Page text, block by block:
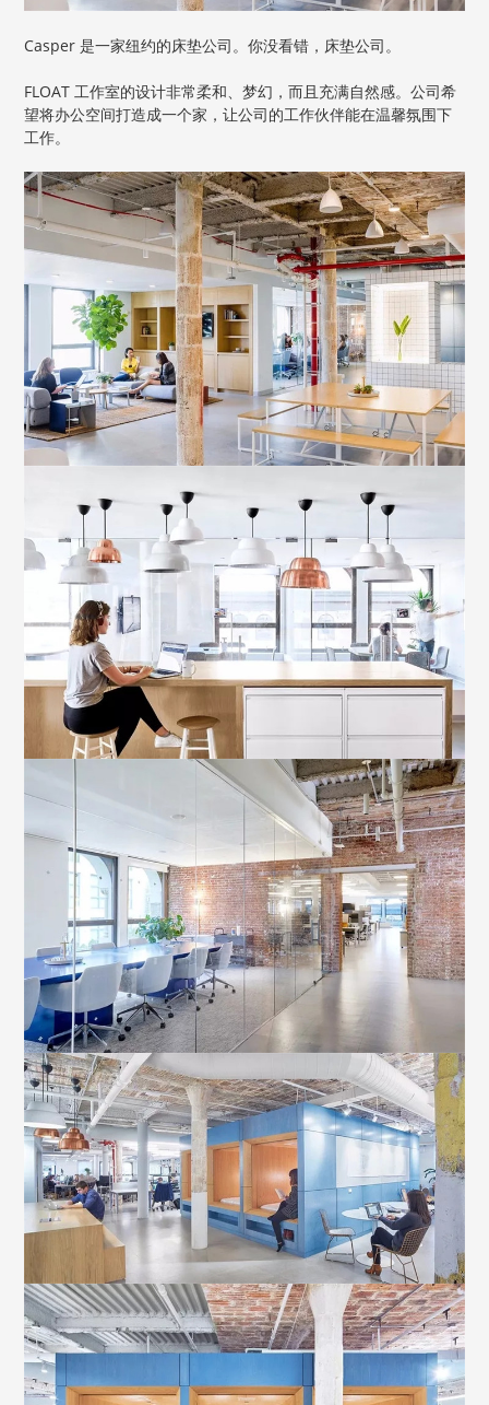
Casper 是一家纽约的床垫公司。你没看错，床垫公司。
FLOAT 工作室的设计非常柔和、梦幻，而且充满自然感。公司希
望将办公空间打造成一个家，让公司的工作伙伴能在温馨氛围下
工作。